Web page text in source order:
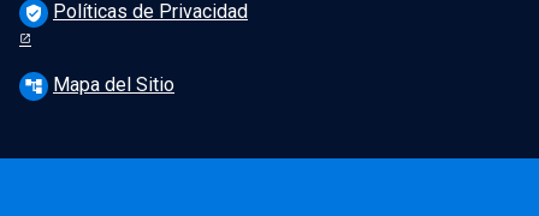
verified_user Políticas de Privacidad
account_tree Mapa del Sitio